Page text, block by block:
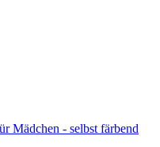
Mädchen - selbst färbend